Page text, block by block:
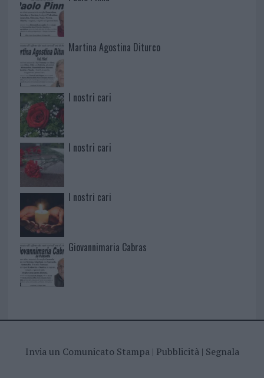
Martina Agostina Diturco
I nostri cari
I nostri cari
I nostri cari
Giovannimaria Cabras
Invia un Comunicato Stampa| Pubblicità| Segnala